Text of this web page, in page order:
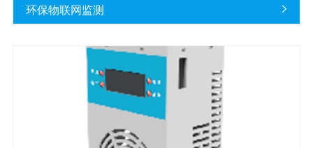
环保物联网监测 